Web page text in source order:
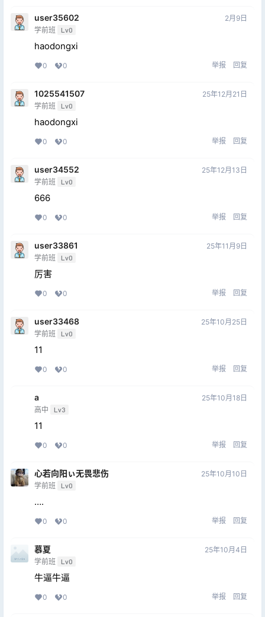
user35602
学前班 Lv0
2月9日
haodongxi
0 0 举报 回复
1025541507
学前班 Lv0
25年12月21日
haodongxi
0 0 举报 回复
user34552
学前班 Lv0
25年12月13日
666
0 0 举报 回复
user33861
学前班 Lv0
25年11月9日
厉害
0 0 举报 回复
user33468
学前班 Lv0
25年10月25日
11
0 0 举报 回复
a
高中 Lv3
25年10月18日
11
0 0 举报 回复
心若向阳ぃ无畏悲伤
学前班 Lv0
25年10月10日
….
0 0 举报 回复
慕夏
学前班 Lv0
25年10月4日
牛逼牛逼
0 0 举报 回复